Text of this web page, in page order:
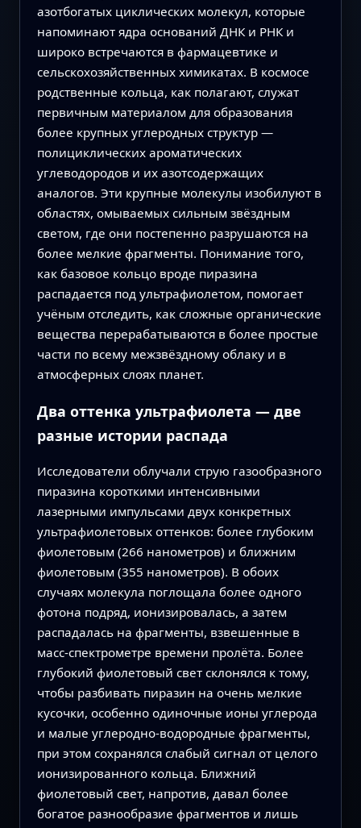
азотбогатых циклических молекул, которые
напоминают ядра оснований ДНК и РНК и
широко встречаются в фармацевтике и
сельскохозяйственных химикатах. В космосе
родственные кольца, как полагают, служат
первичным материалом для образования
более крупных углеродных структур —
полициклических ароматических
углеводородов и их азотсодержащих
аналогов. Эти крупные молекулы изобилуют в
областях, омываемых сильным звёздным
светом, где они постепенно разрушаются на
более мелкие фрагменты. Понимание того,
как базовое кольцо вроде пиразина
распадается под ультрафиолетом, помогает
учёным отследить, как сложные органические
вещества перерабатываются в более простые
части по всему межзвёздному облаку и в
атмосферных слоях планет.
Два оттенка ультрафиолета — две
разные истории распада
Исследователи облучали струю газообразного
пиразина короткими интенсивными
лазерными импульсами двух конкретных
ультрафиолетовых оттенков: более глубоким
фиолетовым (266 нанометров) и ближним
фиолетовым (355 нанометров). В обоих
случаях молекула поглощала более одного
фотона подряд, ионизировалась, а затем
распадалась на фрагменты, взвешенные в
масс-спектрометре времени пролёта. Более
глубокий фиолетовый свет склонялся к тому,
чтобы разбивать пиразин на очень мелкие
кусочки, особенно одиночные ионы углерода
и малые углеродно-водородные фрагменты,
при этом сохранялся слабый сигнал от целого
ионизированного кольца. Ближний
фиолетовый свет, напротив, давал более
богатое разнообразие фрагментов и лишь